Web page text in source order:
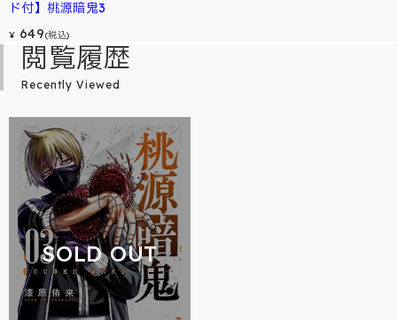
ド付】桃源暗鬼3
¥ 649(税込)
閲覧履歴
Recently Viewed
SOLD OUT